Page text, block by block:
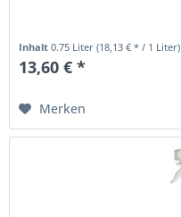
Inhalt0.75 Liter(18,13 € * / 1 Liter)
13,60 € *
Merken